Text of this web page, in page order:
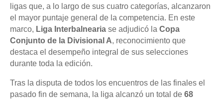
ligas que, a lo largo de sus cuatro categorías, alcanzaron
el mayor puntaje general de la competencia. En este
marco, Liga Interbalnearia se adjudicó la Copa
Conjunto de la Divisional A, reconocimiento que
destaca el desempeño integral de sus selecciones
durante toda la edición.
Tras la disputa de todos los encuentros de las finales el
pasado fin de semana, la liga alcanzó un total de 68